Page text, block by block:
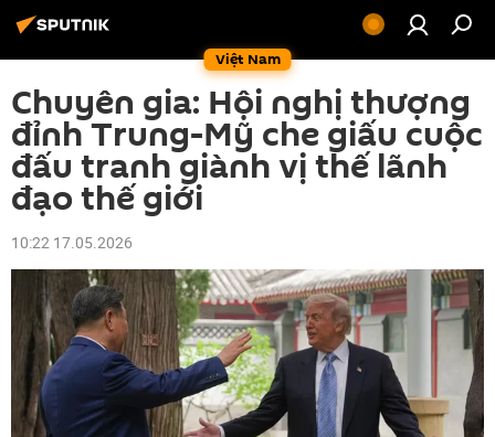
Việt Nam
Chuyên gia: Hội nghị thượng
đỉnh Trung-Mỹ che giấu cuộc
đấu tranh giành vị thế lãnh
đạo thế giới
10:22 17.05.2026